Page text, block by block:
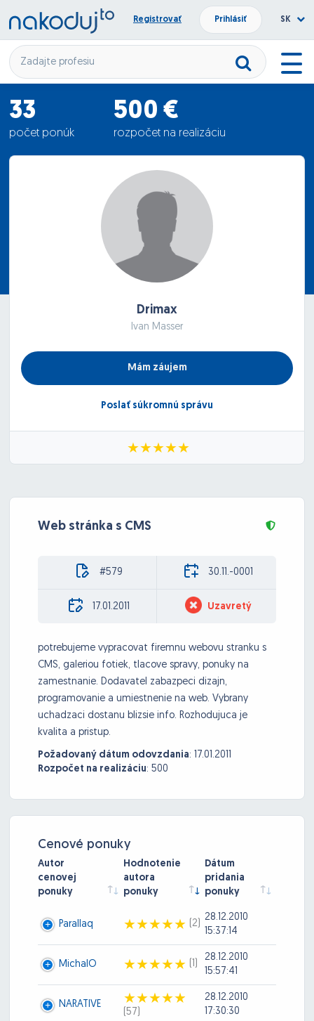
Registrovať Prihlásiť SK
33
počet ponúk
500 €
rozpočet na realizáciu
518.06 €
Drimax
Ivan Masser
Mám záujem
Poslať súkromnú správu
Web stránka s CMS
#579 30.11.-0001
17.01.2011 Uzavretý
potrebujeme vypracovat firemnu webovu stranku s
CMS, galeriou fotiek, tlacove spravy, ponuky na
zamestnanie. Dodavatel zabazpeci dizajn,
programovanie a umiestnenie na web. Vybrany
uchadzaci dostanu blizsie info. Rozhodujuca je
kvalita a pristup.
Požadovaný dátum odovzdania: 17.01.2011
Rozpočet na realizáciu: 500
Cenové ponuky
Autor
cenovej
ponuky
Hodnotenie
autora
ponuky
Dátum
pridania
ponuky
Parallaq (2)
28.12.2010
15:37:14
MichalO (1)
28.12.2010
15:57:41
NARATIVE
(57)
28.12.2010
17:30:30